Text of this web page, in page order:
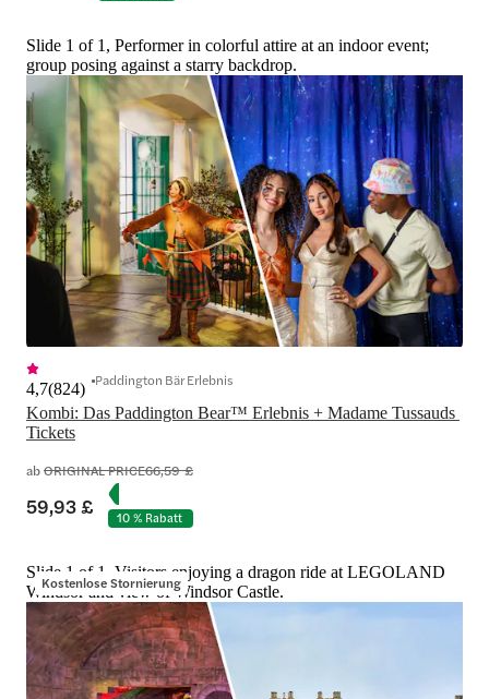
Slide 1 of 1, Performer in colorful attire at an indoor event;
group posing against a starry backdrop.
Kombi: Das Paddington Bear™ Erlebnis + Madame Tussauds
Tickets
4,7(824) Paddington Bär Erlebnis
abORIGINAL PRICE66,59 £
59,93 £ 10 % Rabatt
Kostenlose Stornierung
Slide 1 of 1, Visitors enjoying a dragon ride at LEGOLAND
Windsor and view of Windsor Castle.